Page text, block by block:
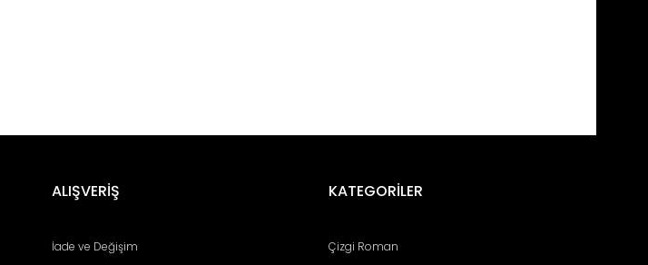
Yorum YazALIŞVERİŞ
İade ve Değişim
KATEGORİLER
Çizgi Roman